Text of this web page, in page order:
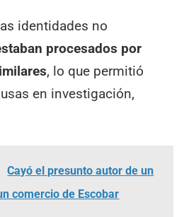
identidades no
procesados por
, lo que permitió
en investigación,
Cayó el presunto autor de un
comercio de Escobar